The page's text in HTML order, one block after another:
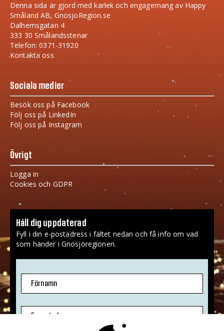
Denna sida är gjord med kärlek och engagemang av Happy
Småland AB, GnosjoRegion.se
Dalhemsgatan 4
333 30 Smålandsstenar
Telefon: 0371-31920
Kontakta oss
Sociala medier
Besök oss på Facebook
Följ oss på LinkedIn
Följ oss på Instagram
Övrigt
Logga in
Cookies och GDPR
Håll dig uppdaterad
Fyll i din e-postadress i fältet nedan och få info om vad
som händer i Gnosjöregionen.
Förnamn
E-postadress